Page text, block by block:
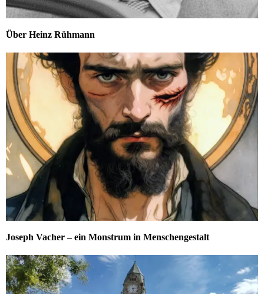
Über Heinz Rühmann
Joseph Vacher – ein Monstrum in Menschengestalt